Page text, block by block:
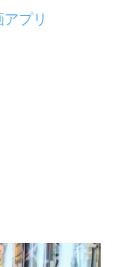
プリ